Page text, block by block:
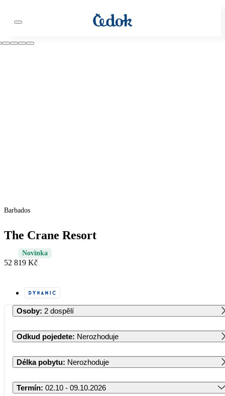
Barbados
The Crane Resort
Novinka
52 819 Kč
Osoby: 2 dospělí
Odkud pojedete: Nerozhoduje
Délka pobytu: Nerozhoduje
Termín: 02.10 - 09.10.2026